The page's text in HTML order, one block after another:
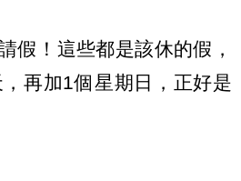
假！這些都是該休的假，
再加1個星期日，正好是